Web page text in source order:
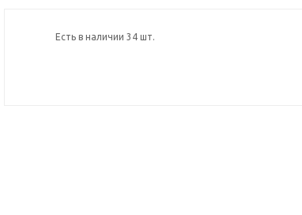
Есть в наличии 34 шт.